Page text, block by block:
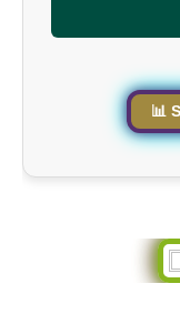
📊